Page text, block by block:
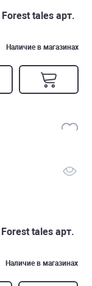
tales арт.
Наличие в магазинах
tales арт.
Наличие в магазинах